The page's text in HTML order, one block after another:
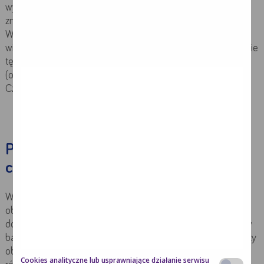
wykonywać regularnie oznaczenia eGFR, szczególnie jeśli
znajdujemy się w grupie ryzyka przewlekłej choroby nerek.
Większe ryzyko zachorowania mają osoby znajdujące się w
wieku podeszłym, chorujące na cukrzycę typu 2, nadciśnienie
tętnicze, otyłość oraz te z dodatnim wywiadem rodzinnym
(obecne choroby nerek i sercowo-naczyniowe w rodzinie).
Częściej chorują również mężczyźni.
Postępujące objawy przewlekłej
choroby nerek
W pierwszym stadium choroba może nie dawać żadnych
objawów. Objawy zależą też istotnie od przyczyny, która
doprowadziła do przewlekłej niewydolności nerek. Często w
badaniach stwierdza się białkomocz, niekiedy krwiomocz czy
obrzęki oraz wysokie ciśnienie krwi. Może pojawiać się
Cookies analityczne lub usprawniające działanie serwisu